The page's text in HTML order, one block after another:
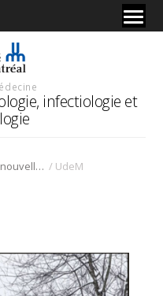
infectiologie et
Droits de scolarité: nouvelle grille de tarification pour les étudiants étrangers / UdeM